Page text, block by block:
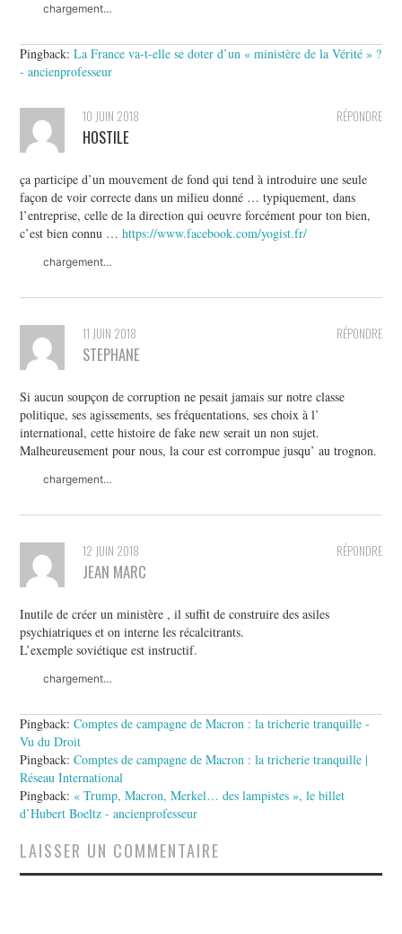
chargement…
Pingback:La France va-t-elle se doter d’un « ministère de la Vérité » ?
- ancienprofesseur
RÉPONDRE
10 JUIN 2018
HOSTILE
ça participe d’un mouvement de fond qui tend à introduire une seule
façon de voir correcte dans un milieu donné … typiquement, dans
l’entreprise, celle de la direction qui oeuvre forcément pour ton bien,
c’est bien connu …https://www.facebook.com/yogist.fr/
chargement…
RÉPONDRE
11 JUIN 2018
STEPHANE
Si aucun soupçon de corruption ne pesait jamais sur notre classe
politique, ses agissements, ses fréquentations, ses choix à l’
international, cette histoire de fake new serait un non sujet.
Malheureusement pour nous, la cour est corrompue jusqu’ au trognon.
chargement…
RÉPONDRE
12 JUIN 2018
JEAN MARC
Inutile de créer un ministère , il suffit de construire des asiles
psychiatriques et on interne les récalcitrants.
L’exemple soviétique est instructif.
chargement…
Pingback:Comptes de campagne de Macron : la tricherie tranquille -
Vu du Droit
Pingback:Comptes de campagne de Macron : la tricherie tranquille |
Réseau International
Pingback: « Trump, Macron, Merkel… des lampistes », le billet
d’Hubert Boeltz - ancienprofesseur
LAISSER UN COMMENTAIRE